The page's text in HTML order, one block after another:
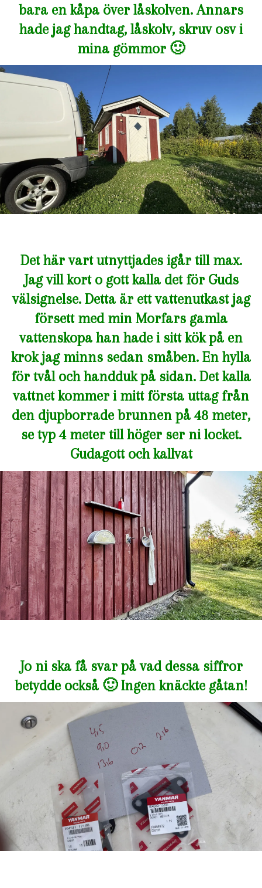
bara en kåpa över låskolven. Annars
hade jag handtag, låskolv, skruv osv i
mina gömmor 🙂
Det här vart utnyttjades igår till max.
Jag vill kort o gott kalla det för Guds
välsignelse. Detta är ett vattenutkast jag
försett med min Morfars gamla
vattenskopa han hade i sitt kök på en
krok jag minns sedan småben. En hylla
för tvål och handduk på sidan. Det kalla
vattnet kommer i mitt första uttag från
den djupborrade brunnen på 48 meter,
se typ 4 meter till höger ser ni locket.
Gudagott och kallvat
Jo ni ska få svar på vad dessa siffror
betydde också 🙂 Ingen knäckte gåtan!